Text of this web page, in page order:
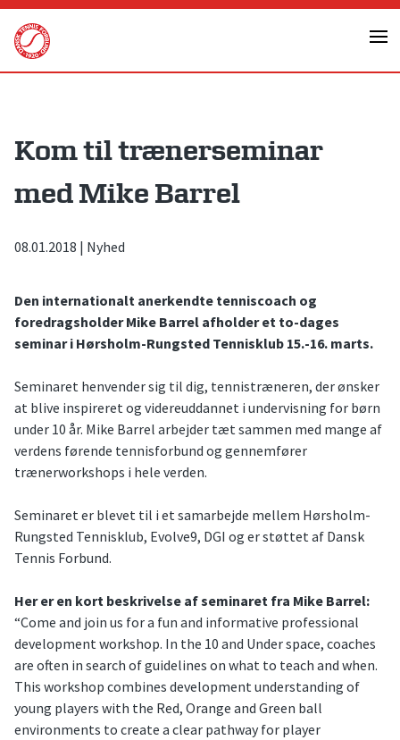
Skip
content
Kom til trænerseminar
med Mike Barrel
08.01.2018 | Nyhed
Den internationalt anerkendte tenniscoach og
foredragsholder Mike Barrel afholder et to-dages
seminar i Hørsholm-Rungsted Tennisklub 15.-16. marts.
Seminaret henvender sig til dig, tennistræneren, der ønsker
at blive inspireret og videreuddannet i undervisning for børn
under 10 år. Mike Barrel arbejder tæt sammen med mange af
verdens førende tennisforbund og gennemfører
trænerworkshops i hele verden.
Seminaret er blevet til i et samarbejde mellem Hørsholm-
Rungsted Tennisklub, Evolve9, DGI og er støttet af Dansk
Tennis Forbund.
Her er en kort beskrivelse af seminaret fra Mike Barrel:
“Come and join us for a fun and informative professional
development workshop. In the 10 and Under space, coaches
are often in search of guidelines on what to teach and when.
This workshop combines development understanding of
young players with the Red, Orange and Green ball
environments to create a clear pathway for player